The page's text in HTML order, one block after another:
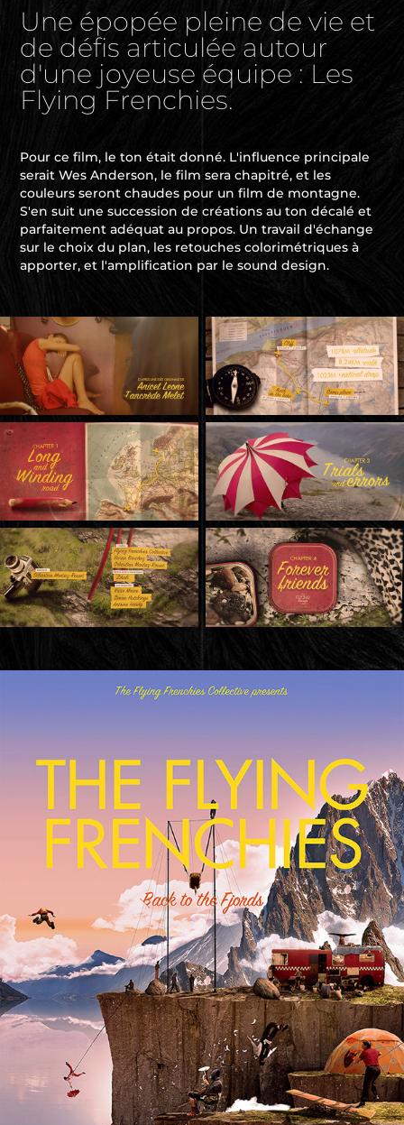
Une épopée pleine de vie et
de défis articulée autour
d'une joyeuse équipe : Les
Flying Frenchies.
Pour ce film, le ton était donné. L'influence principale
serait Wes Anderson, le film sera chapitré, et les
couleurs seront chaudes pour un film de montagne.
S'en suit une succession de créations au ton décalé et
parfaitement adéquat au propos. Un travail d'échange
sur le choix du plan, les retouches colorimétriques à
apporter, et l'amplification par le sound design.